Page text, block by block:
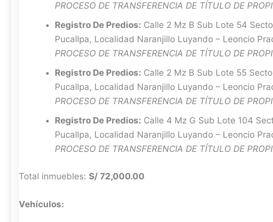
PROCESO DE TRANSFERENCIA DE TÍTULO DE
Registro De Predios: Calle 2 Mz B Sub Lote 54
Pucallpa, Localidad Naranjillo Luyando – Leoncio
PROCESO DE TRANSFERENCIA DE TÍTULO DE
Registro De Predios: Calle 2 Mz B Sub Lote 55
Pucallpa, Localidad Naranjillo Luyando – Leoncio
PROCESO DE TRANSFERENCIA DE TÍTULO DE
Registro De Predios: Calle 4 Mz G Sub Lote 104
Pucallpa, Localidad Naranjillo Luyando – Leoncio
PROCESO DE TRANSFERENCIA DE TÍTULO DE
Total inmuebles: S/ 72,000.00
Vehículos: